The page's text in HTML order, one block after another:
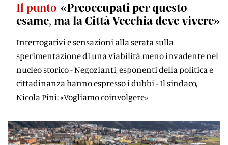
Il punto «Preoccupati per questo
esame, ma la Città Vecchia deve vivere»
Interrogativi e sensazioni alla serata sulla
sperimentazione di una viabilità meno invadente nel
nucleo storico - Negozianti, esponenti della politica e
cittadinanza hanno espresso i dubbi - Il sindaco,
Nicola Pini: «Vogliamo coinvolgere»